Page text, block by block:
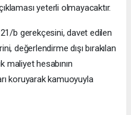
yeterli olmayacaktır.
b gerekçesini, davet edilen
değerlendirme dışı bırakılan
maliyet hesabının
koruyarak kamuoyuyla